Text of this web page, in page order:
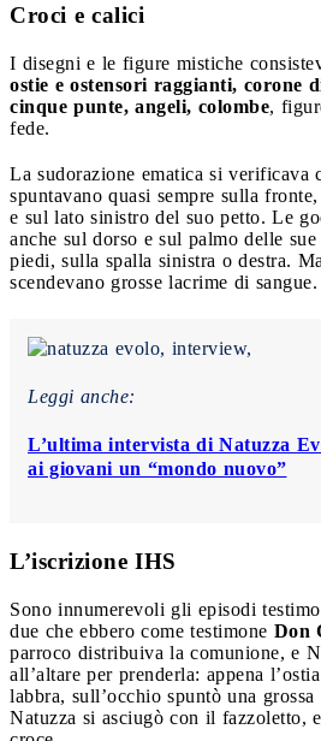
Croci e calici
I disegni e le figure mistiche
ostie e ostensori raggianti, corone
cinque punte, angeli, colombe,
fede.
La sudorazione ematica si verificava
spuntavano quasi sempre sulla
e sul lato sinistro del suo petto. Le
anche sul dorso e sul palmo delle
piedi, sulla spalla sinistra o destra.
scendevano grosse lacrime di sangue.
Leggi anche:
L’ultima intervista di Natuzza
ai giovani un “mondo nuovo”
L’iscrizione IHS
Sono innumerevoli gli episodi
due che ebbero come testimone Don
parroco distribuiva la comunione, e
all’altare per prenderla: appena
labbra, sull’occhio spuntò una
Natuzza si asciugò con il fazzoletto,